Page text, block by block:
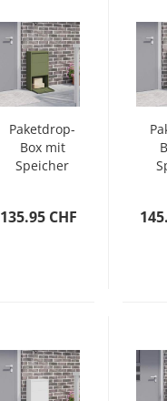
Paketdrop-
Box mit
Speicher
82 cm
135.95 CHF